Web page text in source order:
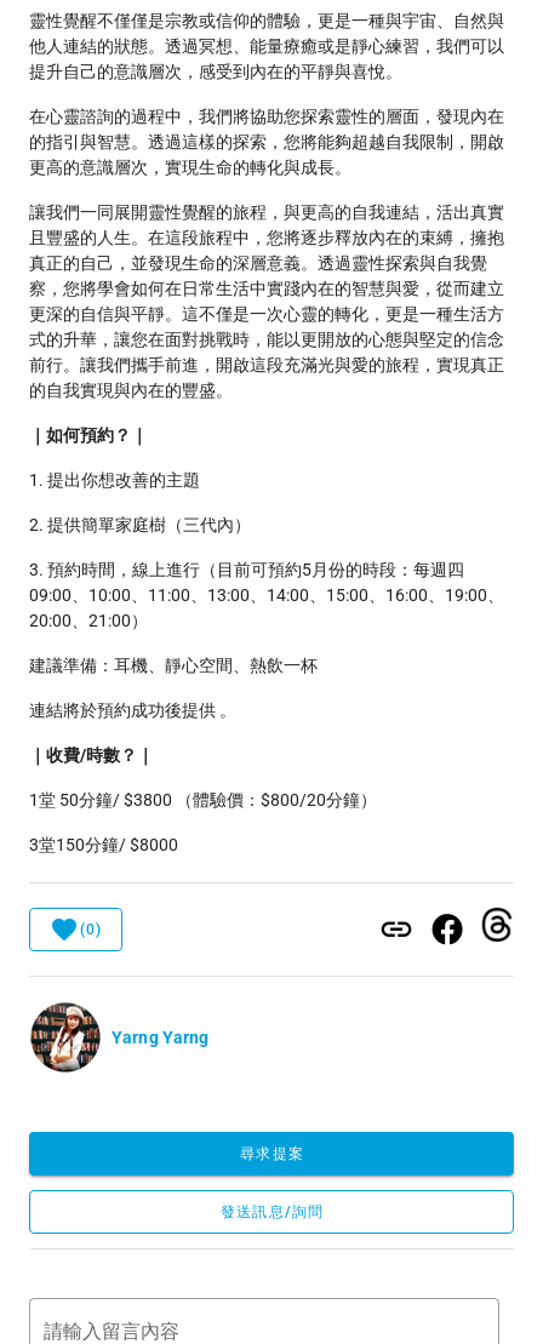
靈性覺醒不僅僅是宗教或信仰的體驗，更是一種與宇宙、自然與
他人連結的狀態。​透過冥想、能量療癒或是靜心練習，我們可以
提升自己的意識層次，感受到內在的平靜與喜悅。​
在心靈諮詢的過程中，我們將協助您探索靈性的層面，發現內在
的指引與智慧。​透過這樣的探索，您將能夠超越自我限制，開啟
更高的意識層次，實現生命的轉化與成長。​
讓我們一同展開靈性覺醒的旅程，與更高的自我連結，活出真實
且豐盛的人生。​在這段旅程中，您將逐步釋放內在的束縛，擁抱
真正的自己，並發現生命的深層意義。​透過靈性探索與自我覺
察，您將學會如何在日常生活中實踐內在的智慧與愛，從而建立
更深的自信與平靜。​這不僅是一次心靈的轉化，更是一種生活方
式的升華，讓您在面對挑戰時，能以更開放的心態與堅定的信念
前行。​讓我們攜手前進，開啟這段充滿光與愛的旅程，實現真正
的自我實現與內在的豐盛。​
｜如何預約？｜
1. 提出你想改善的主題
2. 提供簡單家庭樹（三代內）
3. 預約時間，線上進行（目前可預約5月份的時段：每週四
09:00、10:00、11:00、13:00、14:00、15:00、16:00、19:00、
20:00、21:00）
建議準備：耳機、靜心空間、熱飲一杯
連結將於預約成功後提供 。
｜收費/時數？｜
1堂 50分鐘/ $3800 （體驗價：$800/20分鐘）
3堂150分鐘/ $8000
(0)
Yarng Yarng
尋求提案
發送訊息/詢問
請輸入留言內容